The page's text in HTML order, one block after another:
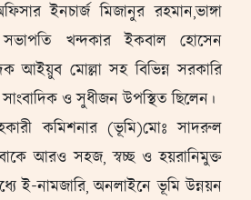
ইনচার্জ মিজানুর রহমান,ভাঙ্গা
খন্দকার ইকবাল হোসেন
আইয়ুব মোল্লা সহ বিভিন্ন সরকারি
সাংবাদিক ও সুধীজন উপস্থিত ছিলেন।
কমিশনার (ভূমি)মোঃ সাদরুল
আরও সহজ, স্বচ্ছ ও হয়রানিমুক্ত
ই-নামজারি, অনলাইনে ভূমি উন্নয়ন